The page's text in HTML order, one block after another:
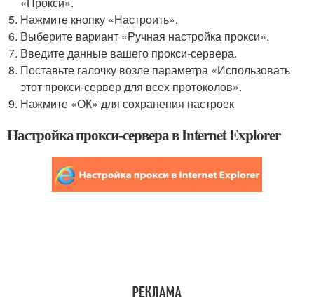
Нажмите кнопку «Настроить».
Выберите вариант «Ручная настройка прокси».
Введите данные вашего прокси-сервера.
Поставьте галочку возле параметра «Использовать
этот прокси-сервер для всех протоколов».
Нажмите «ОК» для сохранения настроек
Настройка прокси-сервера в Internet Explorer